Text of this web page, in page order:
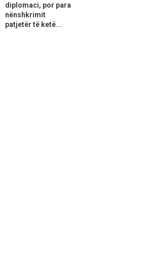
diplomaci, por para
nënshkrimit
patjetër të ketë...